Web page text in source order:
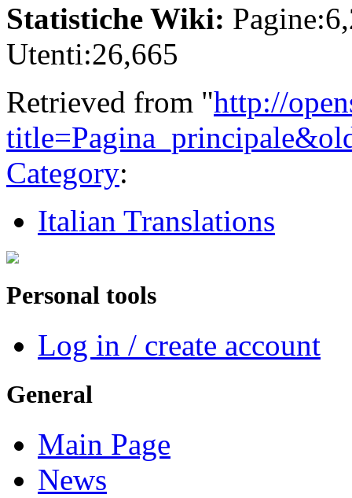
Statistiche Wiki:
Utenti:26,665
Retrieved from "http://
Category:
Italian Translations
Personal tools
Log in / create account
General
Main Page
News